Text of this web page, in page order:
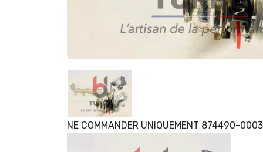
NE COMMANDER UNIQUEMENT 874490-